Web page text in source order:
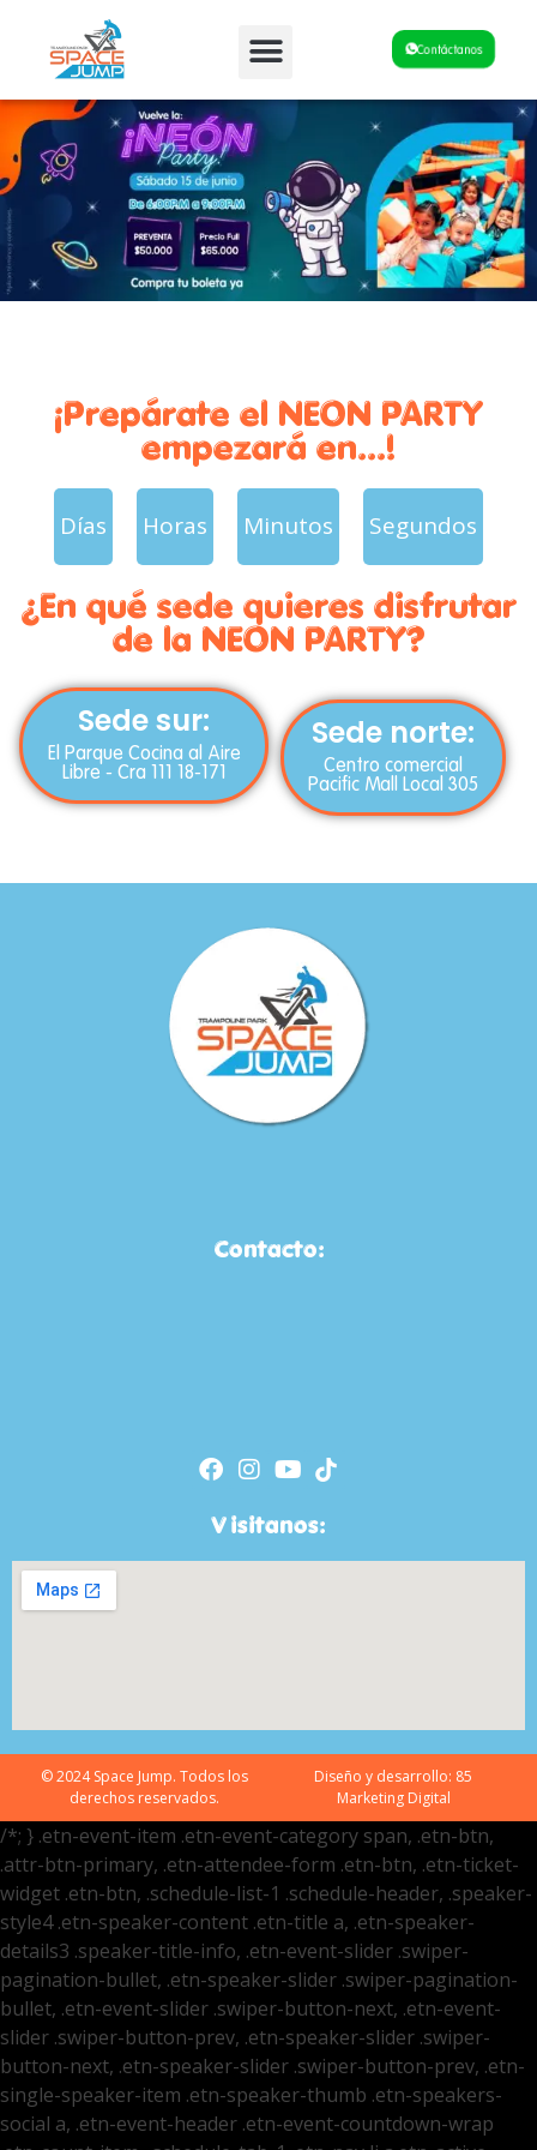
Contáctanos
¡Prepárate el NEON PARTY
empezará en...!
Días Horas Minutos Segundos
¿En qué sede quieres disfrutar
de la NEON PARTY?
Sede sur:
El Parque Cocina al Aire
Libre - Cra 111 18-171
Sede norte:
Centro comercial
Pacific Mall Local 305
Contacto:
Visitanos:
© 2024 Space Jump. Todos los
derechos reservados.
Diseño y desarrollo: 85
Marketing Digital
/*; } .etn-event-item .etn-event-category span, .etn-btn,
.attr-btn-primary, .etn-attendee-form .etn-btn, .etn-ticket-
widget .etn-btn, .schedule-list-1 .schedule-header, .speaker-
style4 .etn-speaker-content .etn-title a, .etn-speaker-
details3 .speaker-title-info, .etn-event-slider .swiper-
pagination-bullet, .etn-speaker-slider .swiper-pagination-
bullet, .etn-event-slider .swiper-button-next, .etn-event-
slider .swiper-button-prev, .etn-speaker-slider .swiper-
button-next, .etn-speaker-slider .swiper-button-prev, .etn-
single-speaker-item .etn-speaker-thumb .etn-speakers-
social a, .etn-event-header .etn-event-countdown-wrap